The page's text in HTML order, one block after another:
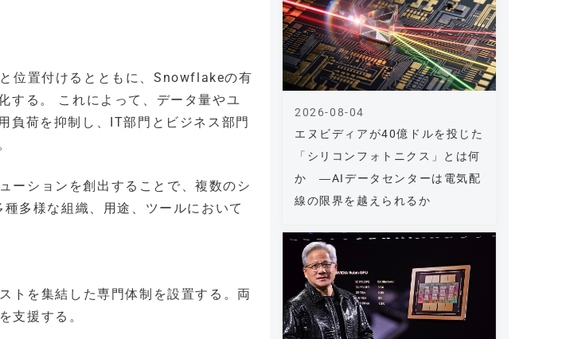
位置付けるとともに、Snowflakeの有
する。 これによって、データ量やユ
負荷を抑制し、IT部門とビジネス部門
ーションを創出することで、複数のシ
多様な組織、用途、ツールにおいて
トを集結した専門体制を設置する。両
支援する。
エヌビディアが40億ドルを投じた
「シリコンフォトニクス」とは何
か ―AIデータセンターは電気配
線の限界を越えられるか
2026-08-04